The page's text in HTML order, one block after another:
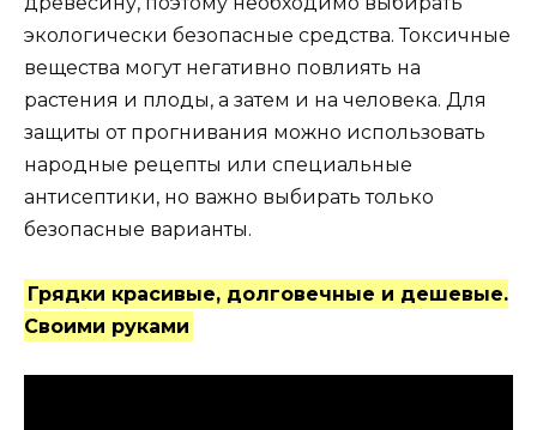
экологически безопасные средства. Токсичные
вещества могут негативно повлиять на
растения и плоды, а затем и на человека. Для
защиты от прогнивания можно использовать
народные рецепты или специальные
антисептики, но важно выбирать только
безопасные варианты.
Грядки красивые, долговечные и дешевые.
Своими руками